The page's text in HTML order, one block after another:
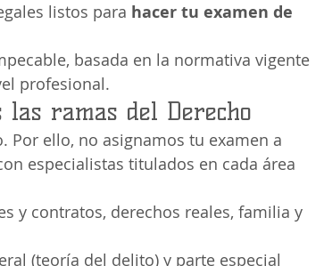
listos para hacer tu examen de
basada en la normativa vigente
profesional.
las ramas del Derecho
Por ello, no asignamos tu examen a
especialistas titulados en cada área
y contratos, derechos reales, familia y
(teoría del delito) y parte especial